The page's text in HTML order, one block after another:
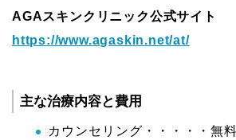
AGAスキンクリニック公式サイト
https://www.agaskin.net/at/
主な治療内容と費用
カウンセリング・・・・・無料